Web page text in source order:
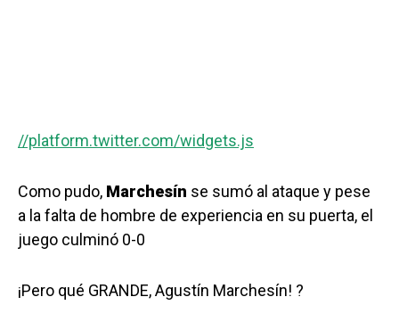
//platform.twitter.com/widgets.js
Como pudo, Marchesín se sumó al ataque y pese
a la falta de hombre de experiencia en su puerta, el
juego culminó 0-0
¡Pero qué GRANDE, Agustín Marchesín! ?